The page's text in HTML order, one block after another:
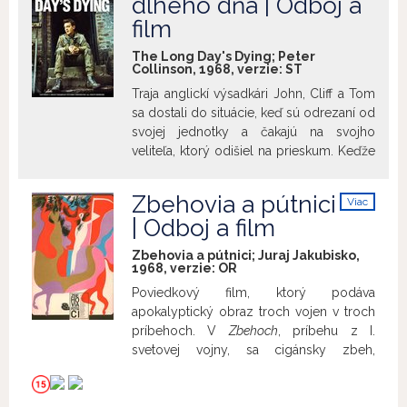
výstupmi. Ucelená mozaika týchto
dojmov vytvára poetiku filmu,
poznamenanú uchvacujúcou
fotogenickou krásou.
nevhodnoti v zmysle JSO je zverejnená
na MFF Febiofest
dlhého dňa | Odboj a
film
The Long Day's Dying; Peter
Collinson, 1968, verzie: ST
Traja anglickí výsadkári John, Cliff a Tom
sa dostali do situácie, keď sú odrezaní od
svojej jednotky a čakajú na svojho
veliteľa, ktorý odišiel na prieskum. Keďže
konať. Film analyzuje vnútorné pochody
vojakov, využíva sa tu postup vnútorného
vojakov sa vo filme prelína s
naturalistickým vykreslením scén.
Viac
Zbehovia a pútnici
| Odboj a film
Zbehovia a pútnici; Juraj Jakubisko,
1968, verzie: OR
Poviedkový film, ktorý podáva
apokalyptický obraz troch vojen v troch
príbehoch. V Zbehoch , príbehu z I.
svetovej vojny, sa cigánsky zbeh,